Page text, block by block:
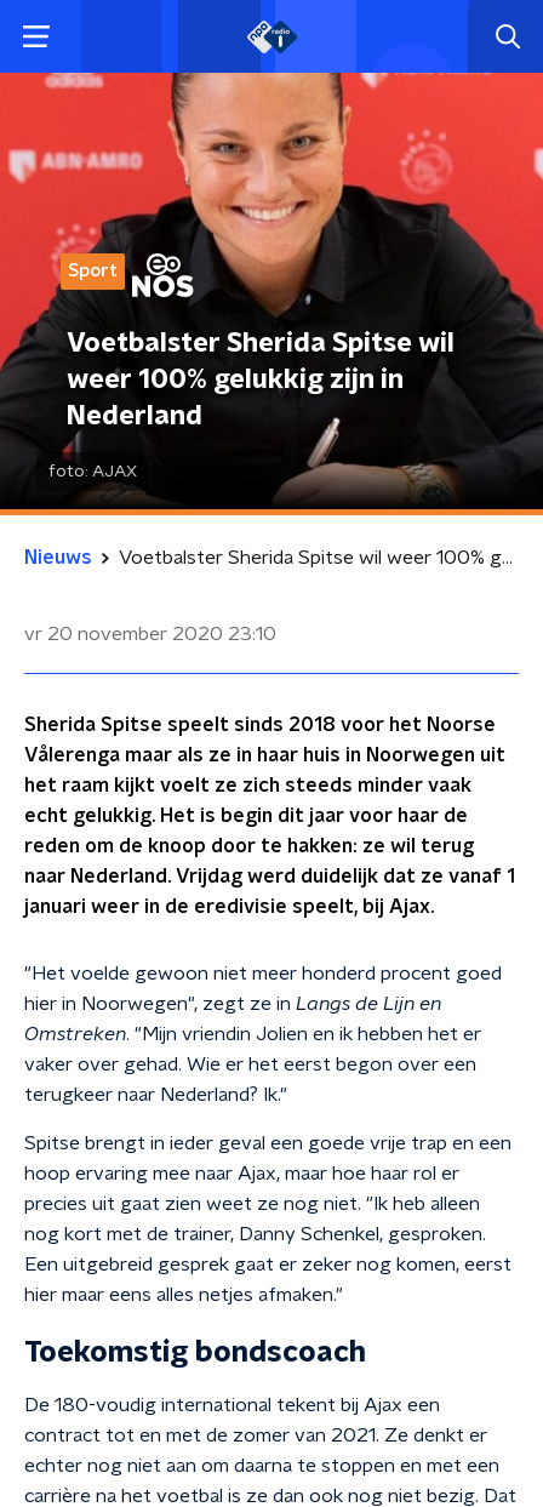
Sport
Voetbalster Sherida Spitse wil
weer 100% gelukkig zijn in
Nederland
foto: AJAX
Nieuws Voetbalster Sherida Spitse wil weer 100% gelukkig zijn in Nederland
vr 20 november 2020 23:10
Sherida Spitse speelt sinds 2018 voor het Noorse
Vålerenga maar als ze in haar huis in Noorwegen uit
het raam kijkt voelt ze zich steeds minder vaak
echt gelukkig. Het is begin dit jaar voor haar de
reden om de knoop door te hakken: ze wil terug
naar Nederland. Vrijdag werd duidelijk dat ze vanaf 1
januari weer in de eredivisie speelt, bij Ajax.
"Het voelde gewoon niet meer honderd procent goed
hier in Noorwegen", zegt ze in Langs de Lijn en
Omstreken. "Mijn vriendin Jolien en ik hebben het er
vaker over gehad. Wie er het eerst begon over een
terugkeer naar Nederland? Ik."
Spitse brengt in ieder geval een goede vrije trap en een
hoop ervaring mee naar Ajax, maar hoe haar rol er
precies uit gaat zien weet ze nog niet. "Ik heb alleen
nog kort met de trainer, Danny Schenkel, gesproken.
Een uitgebreid gesprek gaat er zeker nog komen, eerst
hier maar eens alles netjes afmaken."
Toekomstig bondscoach
De 180-voudig international tekent bij Ajax een
contract tot en met de zomer van 2021. Ze denkt er
echter nog niet aan om daarna te stoppen en met een
carrière na het voetbal is ze dan ook nog niet bezig. Dat